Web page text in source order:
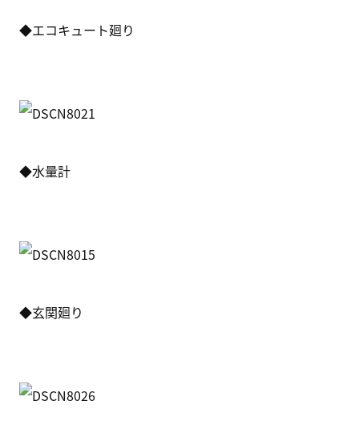
◆エコキュート廻り
◆水量計
◆玄関廻り